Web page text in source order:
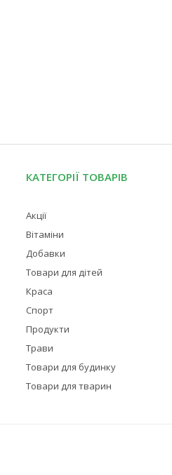
КАТЕГОРІЇ ТОВАРІВ
Акції
Вітаміни
Добавки
Товари для дітей
Краса
Спорт
Продукти
Трави
Товари для будинку
Товари для тварин